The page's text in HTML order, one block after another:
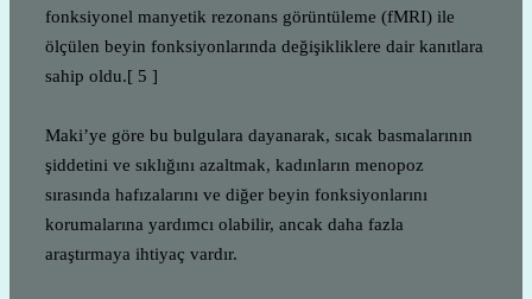
fonksiyonel manyetik rezonans görüntüleme (fMRI) ile
ölçülen beyin fonksiyonlarında değişikliklere dair kanıtlara
sahip oldu.[ 5 ]
Maki’ye göre bu bulgulara dayanarak, sıcak basmalarının
şiddetini ve sıklığını azaltmak, kadınların menopoz
sırasında hafızalarını ve diğer beyin fonksiyonlarını
korumalarına yardımcı olabilir, ancak daha fazla
araştırmaya ihtiyaç vardır.